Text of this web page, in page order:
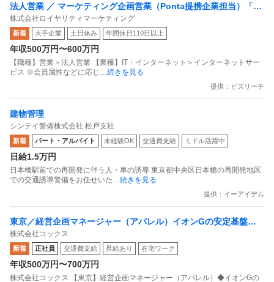
法人営業 ／ マーケティング企画営業（Ponta提携企業担当）「国
内最大級の共通ポイントサービスを展開／無駄のない消費社会を
目指すデータマーケティングカンパニー」
株式会社ロイヤリティマーケティング
新着 大手企業 土日休み 年間休日110日以上
年収500万円〜600万円
【職種】営業＞法人営業 【業種】IT・インターネット＞インターネットサー
ビス ※会員属性などに応じ
…続きを見る
提供：ビズリーチ
建物管理
シンテイ警備株式会社 松戸支社
新着 パート・アルバイト 未経験OK 交通費支給 ミドル活躍中
日給1.5万円
日本橋駅前での再開発に伴う人・車の誘導 東京都中央区日本橋の再開発地区
での交通誘導警備をお任せいた …続きを見る
提供：イーアイデム
東京／経営企画マネージャー（アパレル）イオンGの安定基盤／
面接1回／即入社歓迎
株式会社コックス
新着 正社員 交通費支給 昇給あり 在宅ワーク
年収500万円〜700万円
株式会社コックス 【東京】経営企画マネージャー（アパレル）◆イオンGの